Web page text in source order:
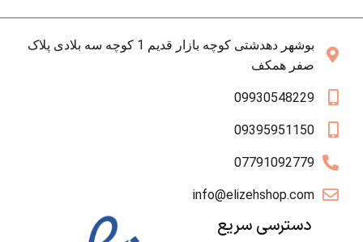
بوشهر دهدشتی کوچه بازار قدیم 1 کوچه سه بلادی پلاک
صفر همکف
09930548229
09395951150
07791092779
info@elizehshop.com
دسترسی سریع